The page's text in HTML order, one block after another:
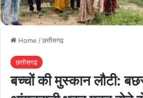
Home /छत्तीसगढ़
छत्तीसगढ़
बच्चों की मुस्कान लौटी: